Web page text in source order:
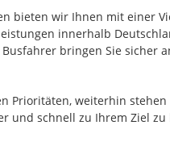
bieten wir Ihnen mit einer
innerhalb
bringen Sie sicher
Prioritäten, weiterhin
und schnell zu Ihrem Ziel zu